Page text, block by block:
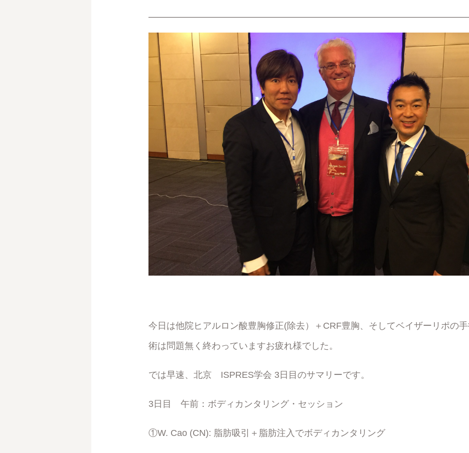
今日は他院ヒアルロン酸豊胸修正(除去）＋CRF豊胸、そしてベイザーリポの
術は問題無く終わっていますお疲れ様でした。
では早速、北京 ISPRES学会 3日目のサマリーです。
3日目 午前：ボディカンタリング・セッション
①W. Cao (CN): 脂肪吸引＋脂肪注入でボディカンタリング